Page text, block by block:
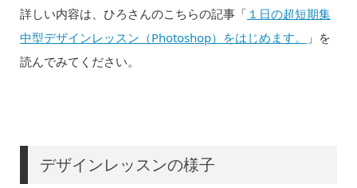
詳しい内容は、ひろさんのこちらの記事「 １日の超短期集
中型デザインレッスン（Photoshop）をはじめます。
」を
読んでみてください。
デザインレッスンの様子